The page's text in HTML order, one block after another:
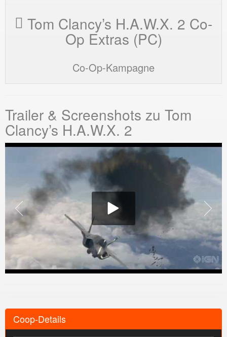
Tom Clancy’s H.A.W.X. 2 Co-
Op Extras (PC)
Co-Op-Kampagne
Trailer & Screenshots zu Tom
Clancy’s H.A.W.X. 2
Coop-Details